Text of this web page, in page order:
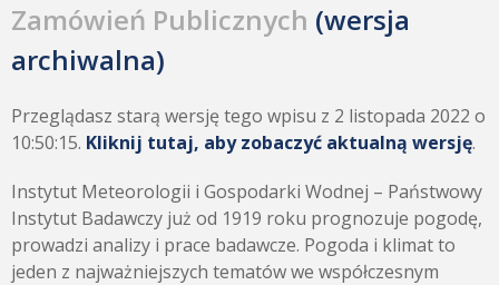
Zamówień Publicznych (wersja
archiwalna)
Przeglądasz starą wersję tego wpisu z 2 listopada 2022 o
10:50:15. Kliknij tutaj, aby zobaczyć aktualną wersję.
Instytut Meteorologii i Gospodarki Wodnej – Państwowy
Instytut Badawczy już od 1919 roku prognozuje pogodę,
prowadzi analizy i prace badawcze. Pogoda i klimat to
jeden z najważniejszych tematów we współczesnym